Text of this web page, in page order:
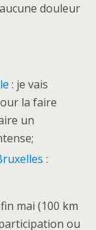
douleur
: je vais
la faire
un
:
mai (100 km
ou